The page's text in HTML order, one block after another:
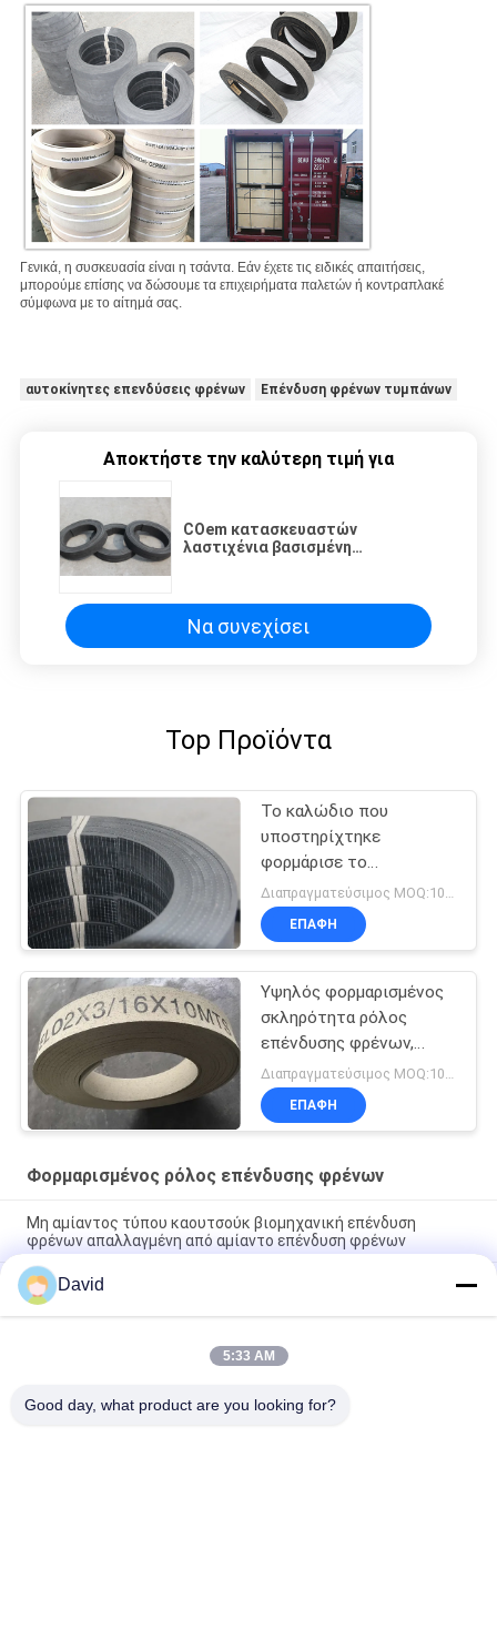
Γενικά, η συσκευασία είναι η τσάντα.Εάν έχετε τις ειδικές απαιτήσεις,
μπορούμε επίσης να δώσουμε τα επιχειρήματα παλετών ή κοντραπλακέ
σύμφωνα με το αίτημά σας.
αυτοκίνητες επενδύσεις φρένων Επένδυση φρένων τυμπάνων
Αποκτήστε την καλύτερη τιμή για
COem κατασκευαστών
λαστιχένια βασισμένη
επένδυση
Να συνεχίσει
Top Προϊόντα
Το καλώδιο που
υποστηρίχτηκε
φορμάρισε το
λαστιχένιο υλικό
επένδυσης φρένων με
την υψηλή αντοχή
ΕΠΑΦΉ
Υψηλός φορμαρισμένος
σκληρότητα ρόλος
επένδυσης φρένων,
επένδυση φρένων
βαρούλκων συνθετικού
λάστιχου
ΕΠΑΦΉ
Φορμαρισμένος ρόλος επένδυσης φρένων
Μη αμίαντος τύπου καουτσούκ βιομηχανική επένδυση
φρένων απαλλαγμένη από αμίαντο επένδυση φρένων
Μη φορμαρισμένη αμίαντος φρένων επένδυσης υφαμένη
ρόλος τριβής επένδυσης υλική επένδυση φρένων αμιάντων
ελεύθερη
Φορμαρισμένη υψηλή επίδοση φρένων επένδυση φρένων
David
5:33 AM
Good day, what product are you looking for?